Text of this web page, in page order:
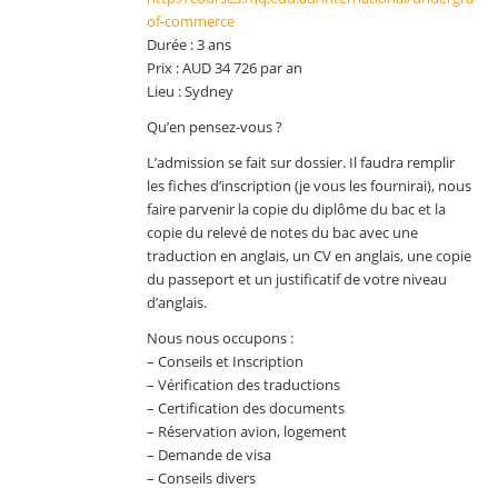
of-commerce
Durée : 3 ans
Prix : AUD 34 726 par an
Lieu : Sydney
Qu’en pensez-vous ?
L’admission se fait sur dossier. Il faudra remplir
les fiches d’inscription (je vous les fournirai), nous
faire parvenir la copie du diplôme du bac et la
copie du relevé de notes du bac avec une
traduction en anglais, un CV en anglais, une copie
du passeport et un justificatif de votre niveau
d’anglais.
Nous nous occupons :
– Conseils et Inscription
– Vérification des traductions
– Certification des documents
– Réservation avion, logement
– Demande de visa
– Conseils divers